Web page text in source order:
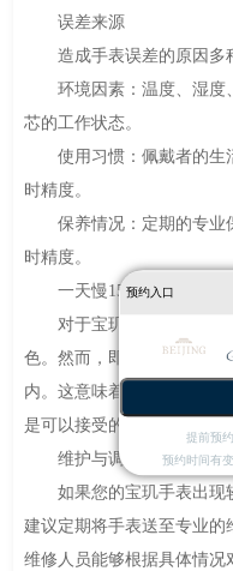
误差来源
造成手表误差的原因多
环境因素：温度、湿度
芯的工作状态。
使用习惯：佩戴者的生
时精度。
保养情况：定期的专业
时精度。
一天慢15秒是否正常
对于宝玑这样的高端品
色。然而，即便如此，一天
内。这意味着在理想条件
是可以接受的。
维护与调整
如果您的宝玑手表出现较
建议定期将手表送至专业的
维修人员能够根据具体情况
预约入口
提前预
预约时间有